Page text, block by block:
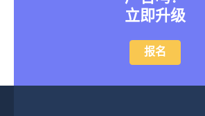
立即升级
报名